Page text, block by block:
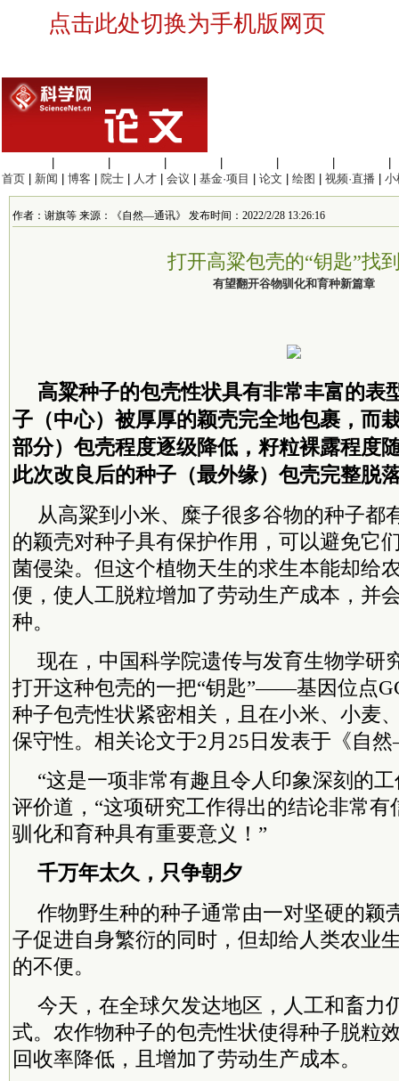
点击此处切换为手机版网页
首页
新闻 博客 院士 人才 会议 基金·项目 论文 绘图 视频·直播 小
作者：谢旗等 来源：《自然—通讯》 发布时间：2022/2/28 13:26:16
打开高粱包壳的“钥匙”找
有望翻开谷物驯化和育种新篇章
高粱种子的包壳性状具有非常丰富的表
子（中心）被厚厚的颖壳完全地包裹，而
部分）包壳程度逐级降低，籽粒裸露程度
此次改良后的种子（最外缘）包壳完整脱
从高粱到小米、糜子很多谷物的种子都
的颖壳对种子具有保护作用，可以避免它
菌侵染。但这个植物天生的求生本能却给
便，使人工脱粒增加了劳动生产成本，并
种。
现在，中国科学院遗传与发育生物学研
打开这种包壳的一把“钥匙”——基因位点
种子包壳性状紧密相关，且在小米、小麦
保守性。相关论文于2月25日发表于《自
“这是一项非常有趣且令人印象深刻的
评价道，“这项研究工作得出的结论非常
驯化和育种具有重要意义！”
千万年太久，只争朝夕
作物野生种的种子通常由一对坚硬的颖
子促进自身繁衍的同时，但却给人类农业
的不便。
今天，在全球欠发达地区，人工和畜力
式。农作物种子的包壳性状使得种子脱粒
回收率降低，且增加了劳动生产成本。